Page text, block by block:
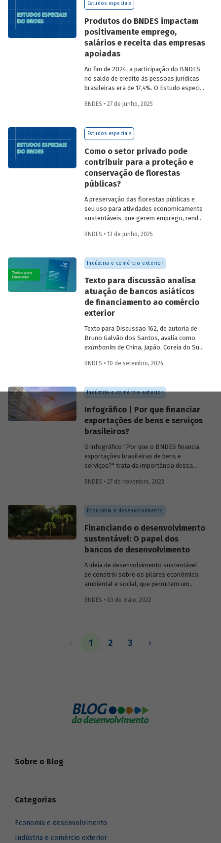
Estudos especiais
Produtos do BNDES impactam
positivamente emprego,
salários e receita das empresas
apoiadas
Ao fim de 2024, a participação do BNDES
no saldo de crédito às pessoas jurídicas
brasileiras era de 17,4%. O Estudo especial
analisou os efeitos dos principais
ao apoio a atividades empresariais sobre
investimento, emprego, massa salarial,
adicionado e produtividade do trabalho.
BNDES • 27 de junho, 2025
Estudos especiais
Como o setor privado pode
contribuir para a proteção e
conservação de florestas
públicas?
A preservação das florestas públicas e
seu uso para atividades economicamente
sustentáveis, que gerem emprego, renda
vive nessas regiões, não são excludentes.
desafio para a gestão e preservação das
florestas e da possibilidade de utilização
privado para viabilizar o desenvolvimento
sustentável nessas regiões.
BNDES • 13 de junho, 2025
Indústria e comércio exterior
Texto para discussão analisa
atuação de bancos asiáticos
de financiamento ao comércio
exterior
Texto para Discussão 162, de autoria de
Bruno Galvão dos Santos, avalia como
eximbanksde China, Japão, Coreia do Sul,
conciliam sustentabilidade financeira com
reduzidos, apresentando seus históricos,
discutindo seus custos e suas fontes de
financiamento e descrevendo seus
produtos e focos de atuação.
BNDES • 10 de setembro, 2024
Indústria e comércio exterior
Infográfico | Por que financiar
exportações de bens e serviços
brasileiros?
O infográfico "Por que o BNDES financia
exportações brasileiras de bens e
serviços?" trata da importância dessa
com sistemas públicos de apoio à
BNDES • 27 de novembro, 2023
Economia e desenvolvimento
Financiando o desenvolvimento
sustentável: O papel dos
bancos de desenvolvimento
A ideia de desenvolvimento sustentável
se constrói sobre os pilares econômico,
ambiental e social, que permitem um
responsável. É fundamental que
princípios. Entenda o papel dos bancos de
BNDES • 03 de maio, 2022
1 2 3
Sobre o Blog
Categorias
Economia e desenvolvimento
Indústria e comércio exterior